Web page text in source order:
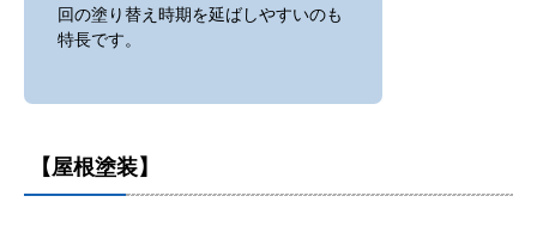
回の塗り替え時期を延ばしやすいのも
特長です。
【屋根塗装】